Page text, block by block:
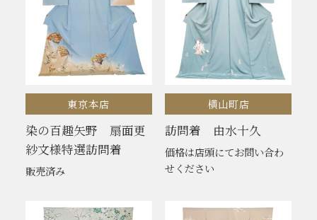
東京本店
染の百趣矢野 扇面更
紗文様特選訪問着
販売済み
横山町店
訪問着 由水十久
価格は店頭にてお問い合わ
せください